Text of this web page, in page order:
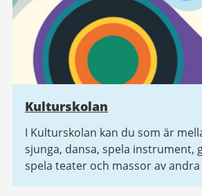
Kulturskolan
I Kulturskolan kan du som är
sjunga, dansa, spela instrument,
spela teater och massor av andra